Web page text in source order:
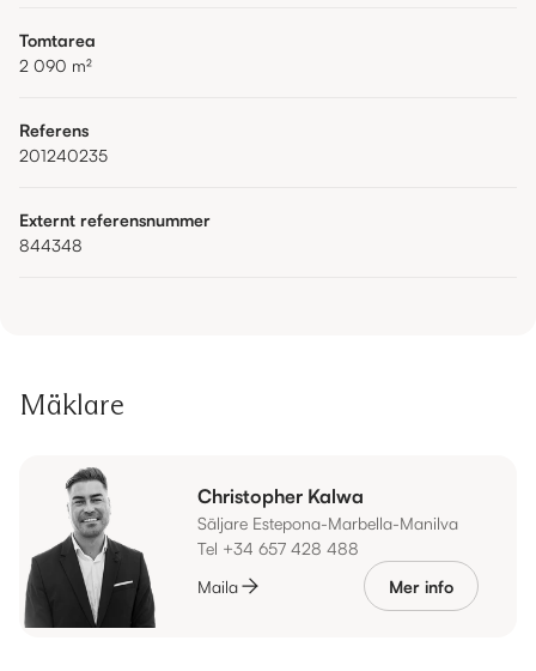
Tomtarea
2 090 m²
Referens
201240235
Externt referensnummer
844348
Mäklare
Christopher Kalwa
Säljare Estepona-Marbella-Manilva
Tel +34 657 428 488
Maila
Mer info